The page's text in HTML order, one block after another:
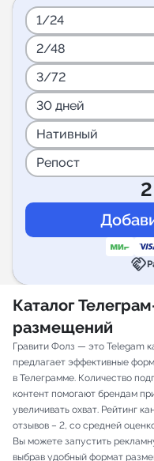
1/24
2/48
3/72
30 дней
Нативный
Репост
handshake
Каталог
размещений
Гравити Фолз — это Telegam
предлагает эффективные
в Телеграмме. Количество
контент помогают брендам
увеличивать охват. Рейтинг
отзывов – 2, со средней
Вы можете запустить
выбрав удобный формат